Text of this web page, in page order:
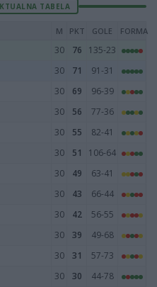
TABELA
M PKT GOLE FORMA
30 76
135-23
30 71
91-31
30 69
96-39
30 56
77-36
30 55
82-41
30 51
106-64
30 49
63-41
30 43
66-44
30 42
56-55
30 39
49-68
30 31
57-73
30 30
44-78